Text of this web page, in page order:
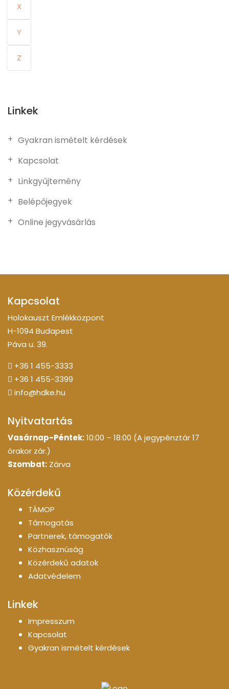
X
Y
Z
Linkek
Gyakran ismételt kérdések
Kapcsolat
Linkgyűjtemény
Belépőjegyek
Online jegyvásárlás
Kapcsolat
Holokauszt Emlékközpont
H-1094 Budapest
Páva u. 39.
+36 1 455-3333
+36 1 455-3399
info@hdke.hu
Nyitvatartás
Vasárnap-Péntek:10:00 – 18:00 (A jegypénztár 17
órakor zár.)
Szombat: Zárva
Közérdekű
TÁMOP
Támogatás
Partnerek, támogatók
Közhasznúság
Közérdekű adatok
Adatvédelem
Linkek
Impresszum
Kapcsolat
Gyakran ismételt kérdések